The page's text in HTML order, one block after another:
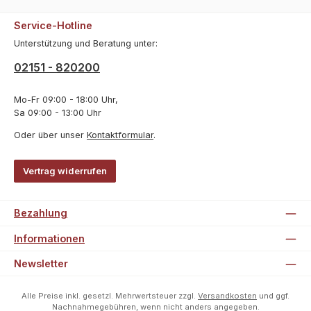
Service-Hotline
Unterstützung und Beratung unter:
02151 - 820200
Mo-Fr 09:00 - 18:00 Uhr,
Sa 09:00 - 13:00 Uhr
Oder über unser Kontaktformular.
Vertrag widerrufen
Bezahlung
Informationen
Newsletter
Alle Preise inkl. gesetzl. Mehrwertsteuer zzgl. Versandkosten und ggf.
Nachnahmegebühren, wenn nicht anders angegeben.